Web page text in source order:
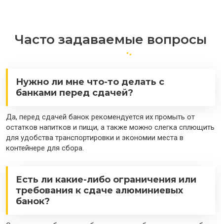
Часто задаваемые вопросы
Нужно ли мне что-то делать с
банками перед сдачей?
Да, перед сдачей банок рекомендуется их промыть от
остатков напитков и пищи, а также можно слегка сплющить
для удобства транспортировки и экономии места в
контейнере для сбора.
Есть ли какие-либо ограничения или
требования к сдаче алюминиевых
банок?